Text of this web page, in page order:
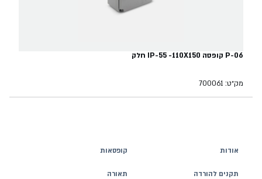
P-06 קופסה IP-55 -110X150 חלק
מק״ט: 700061
אודות
תקנים להורדה
קופסאות
תאורה